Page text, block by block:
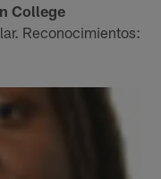
College
Reconocimientos: